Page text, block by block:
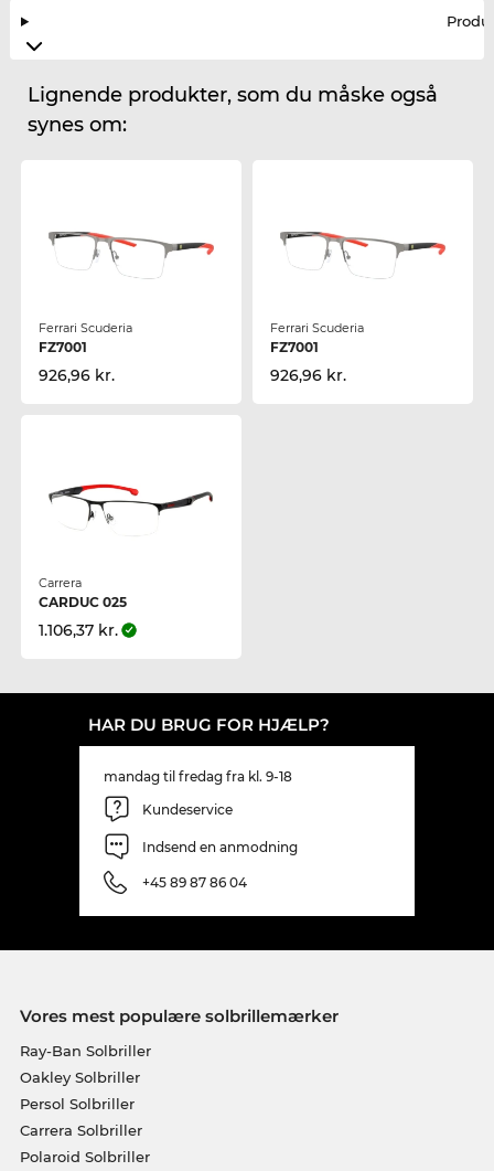
Lignende produkter, som du måske også
synes om:
Ferrari Scuderia
FZ7001
926,96 kr.
Ferrari Scuderia
FZ7001
926,96 kr.
Carrera
CARDUC 025
1.106,37 kr.
HAR DU BRUG FOR HJÆLP?
mandag til fredag fra kl. 9-18
Kundeservice
Indsend en anmodning
+45 89 87 86 04
Vores mest populære solbrillemærker
Ray-Ban Solbriller
Oakley Solbriller
Persol Solbriller
Carrera Solbriller
Polaroid Solbriller